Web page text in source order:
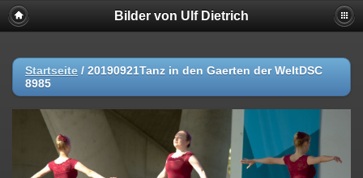
Bilder von Ulf Dietrich
Startseite / 20190921Tanz in den Gaerten der WeltDSC
8985